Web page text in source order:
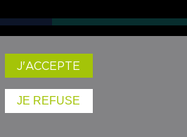
- ©audrr - 2024
J'ACCEPTE
JE REFUSE